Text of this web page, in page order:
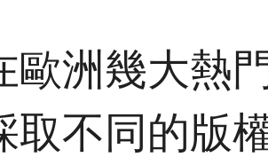
歐洲幾大熱
取不同的版